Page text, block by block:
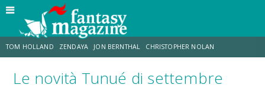
TOM HOLLAND ZENDAYA JON BERNTHAL CHRISTOPHER NOLAN
STRANIMONDI LUCCA COMICS & GAMES ODISSEA TRAMELL TILLMAN
Le novità Tunué di settembre